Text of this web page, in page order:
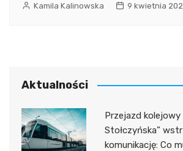
Kamila Kalinowska 9 kwietnia
Aktualności
Przejazd kolejowy
Stołczyńska”
komunikację: Co